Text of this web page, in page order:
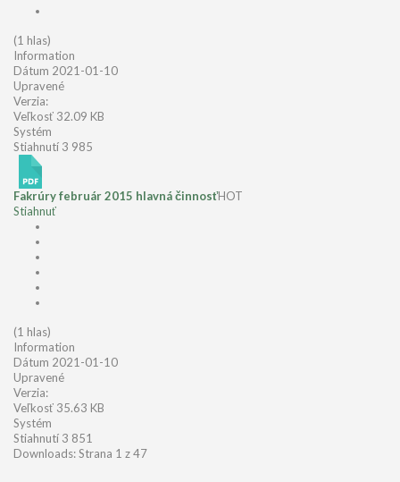
(1 hlas)
Information
Dátum 2021-01-10
Upravené
Verzia:
Veľkosť 32.09 KB
Systém
Stiahnutí 3 985
Fakrúry február 2015 hlavná činnosťHOT
Stiahnuť
(1 hlas)
Information
Dátum 2021-01-10
Upravené
Verzia:
Veľkosť 35.63 KB
Systém
Stiahnutí 3 851
Downloads: Strana 1 z 47